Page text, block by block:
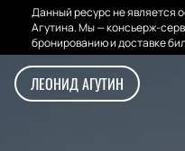
Данный ресурс не является
Агутина. Мы — консьерж-
бронированию и доставке
ЛЕОНИД АГУТИН